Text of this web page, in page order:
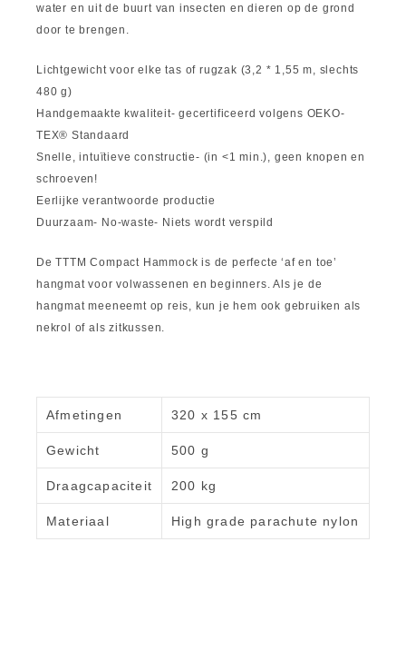
water en uit de buurt van insecten en dieren op de grond
door te brengen.
Lichtgewicht voor elke tas of rugzak (3,2 * 1,55 m, slechts
480 g)
Handgemaakte kwaliteit- gecertificeerd volgens OEKO-
TEX® Standaard
Snelle, intuïtieve constructie- (in <1 min.), geen knopen en
schroeven!
Eerlijke verantwoorde productie
Duurzaam- No-waste- Niets wordt verspild
De TTTM Compact Hammock is de perfecte ‘af en toe’
hangmat voor volwassenen en beginners. Als je de
hangmat meeneemt op reis, kun je hem ook gebruiken als
nekrol of als zitkussen.
Afmetingen 320 x 155 cm
Gewicht 500 g
Draagcapaciteit 200 kg
Materiaal High grade parachute nylon